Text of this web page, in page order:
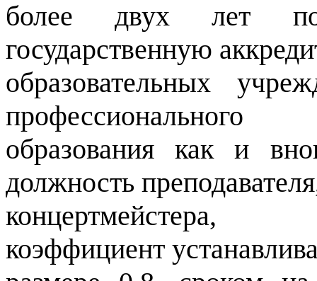
более двух лет
государственную
образовательных
профессионального
образования как и
должность
концертмейстера,
коэффициент